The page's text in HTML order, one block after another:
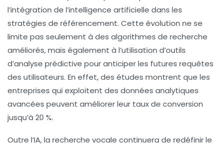
l’intégration de l’intelligence artificielle dans les
stratégies de référencement. Cette évolution ne se
limite pas seulement à des algorithmes de recherche
améliorés, mais également à l’utilisation d’outils
d’analyse prédictive pour anticiper les futures requêtes
des utilisateurs. En effet, des études montrent que les
entreprises qui exploitent des données analytiques
avancées peuvent améliorer leur taux de conversion
jusqu’à 20 %.
Outre l’IA, la recherche vocale continuera de redéfinir le